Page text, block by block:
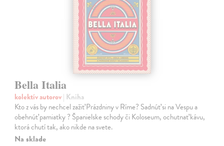
Bella Italia
kolektív autorov| Kniha
Kto z vás by nechcel zažiť Prázdniny v Ríme? Sadnúť si na Vespu a
obehnúť pamiatky ? Španielske schody či Koloseum, ochutnať kávu,
ktorá chutí tak, ako nikde na svete.
Na sklade